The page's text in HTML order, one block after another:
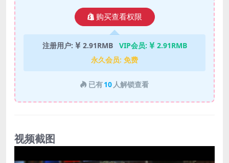
购买查看权限
注册用户: 2.91RMB VIP会员:
2.91RMB
永久会员: 免费
已有10 人解锁查看
视频截图